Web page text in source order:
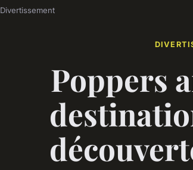
Divertissement
Poppers